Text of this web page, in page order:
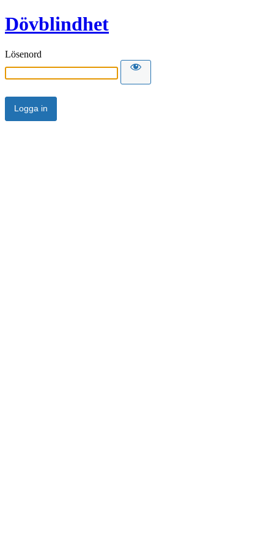
Dövblindhet
Lösenord